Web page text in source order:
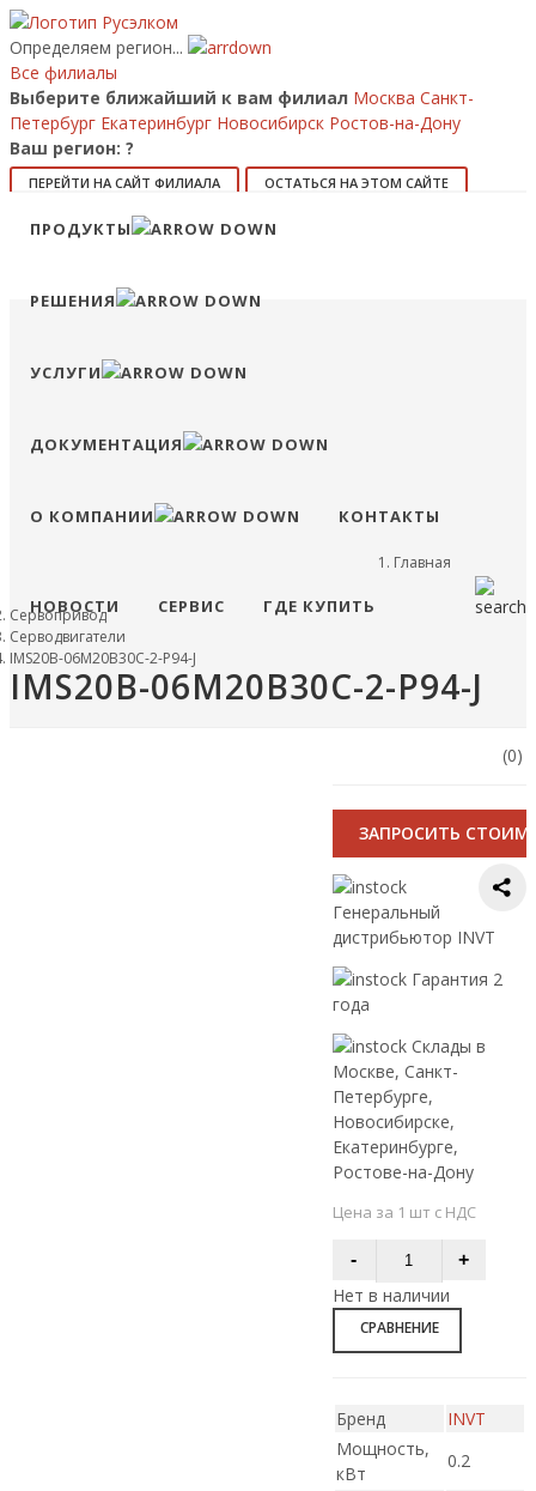
Определяем регион...
Все филиалы
Выберите ближайший к вам филиал Москва Санкт-
Петербург Екатеринбург Новосибирск Ростов-на-Дону
Ваш регион: ?
ПЕРЕЙТИ НА САЙТ ФИЛИАЛА ОСТАТЬСЯ НА ЭТОМ САЙТЕ
Сравнение
ПРОДУКТЫ
РЕШЕНИЯ
УСЛУГИ
ДОКУМЕНТАЦИЯ
О КОМПАНИИ КОНТАКТЫ
НОВОСТИ СЕРВИС ГДЕ КУПИТЬ
Главная
Сервопривод
Серводвигатели
IMS20B-06M20B30C-2-P94-J
IMS20B-06M20B30C-2-P94-J
(0)
ЗАПРОСИТЬ
Генеральный
дистрибьютор INVT
Гарантия 2
года
Склады в
Москве, Санкт-
Петербурге,
Новосибирске,
Екатеринбурге,
Ростове-на-Дону
Цена за 1 шт с НДС
Нет в наличии
СРАВНЕНИЕ
Бренд
INVT
Мощность,
кВт
0.2